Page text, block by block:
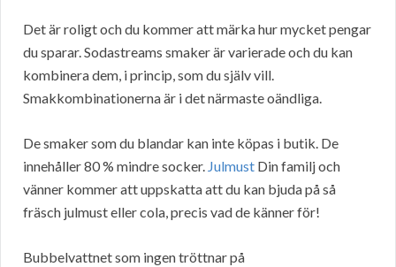
Det är roligt och du kommer att märka hur mycket pengar
du sparar. Sodastreams smaker är varierade och du kan
kombinera dem, i princip, som du själv vill.
Smakkombinationerna är i det närmaste oändliga.
De smaker som du blandar kan inte köpas i butik. De
innehåller 80 % mindre socker. Julmust Din familj och
vänner kommer att uppskatta att du kan bjuda på så
fräsch julmust eller cola, precis vad de känner för!
Bubbelvattnet som ingen tröttnar på